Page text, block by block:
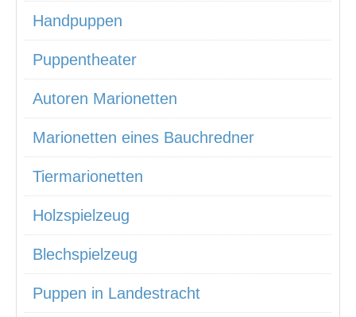
Handpuppen
Puppentheater
Autoren Marionetten
Marionetten eines Bauchredner
Tiermarionetten
Holzspielzeug
Blechspielzeug
Puppen in Landestracht